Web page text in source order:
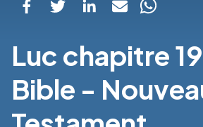
Luc chapitre
Bible -